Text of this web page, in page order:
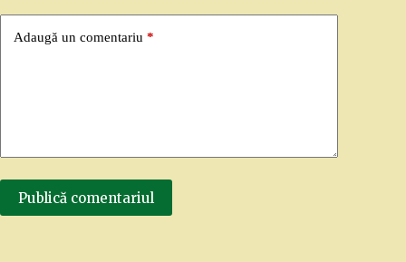
Adaugă un comentariu *
Publică comentariul